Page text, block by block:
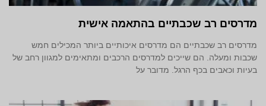
מדרסים רב שכבתיים בהתאמה אישית
מדרסים רב שכבתיים הם מדרסים איכותיים ביותר המכילים חמש
שכבות ומעלה. הם שייכים למדרסים הרכבים ומתאימים למגוון רחב של
בעיות וכאבים בכף הרגל. מדובר על